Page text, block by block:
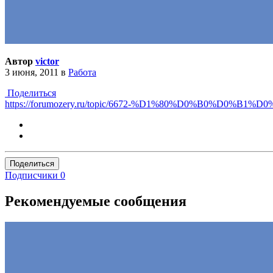
Автор victor
3 июня, 2011 в Работа
Поделиться
https://forumozery.ru/topic/6672-
Поделиться
Подписчики 0
Рекомендуемые сообщения